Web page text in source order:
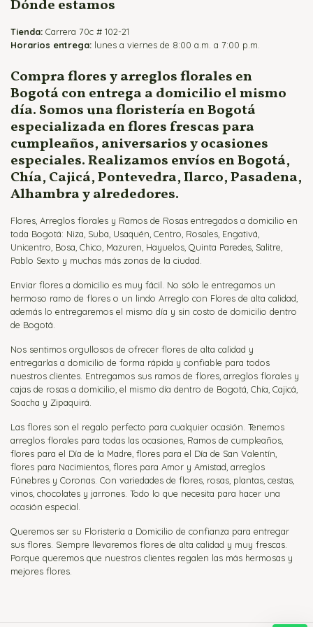
Dónde estamos
Tienda: Carrera 70c # 102-21
Horarios entrega: lunes a viernes de 8:00 a.m. a 7:00 p.m.
Compra flores y arreglos florales en
Bogotá con entrega a domicilio el mismo
día. Somos una floristería en Bogotá
especializada en flores frescas para
cumpleaños, aniversarios y ocasiones
especiales. Realizamos envíos en Bogotá,
Chía, Cajicá, Pontevedra, Ilarco, Pasadena,
Alhambra y alrededores.
Flores, Arreglos florales y Ramos de Rosas entregados a domicilio en
toda Bogotá: Niza, Suba, Usaquén, Centro, Rosales, Engativá,
Unicentro, Bosa, Chico, Mazuren, Hayuelos, Quinta Paredes, Salitre,
Pablo Sexto y muchas más zonas de la ciudad.
Enviar flores a domicilio es muy fácil. No sólo le entregamos un
hermoso ramo de flores o un lindo Arreglo con Flores de alta calidad,
además lo entregaremos el mismo día y sin costo de domicilio dentro
de Bogotá.
Nos sentimos orgullosos de ofrecer flores de alta calidad y
entregarlas a domicilio de forma rápida y confiable para todos
nuestros clientes. Entregamos sus ramos de flores, arreglos florales y
cajas de rosas a domicilio, el mismo día dentro de Bogotá, Chía, Cajicá,
Soacha y Zipaquirá.
Las flores son el regalo perfecto para cualquier ocasión. Tenemos
arreglos florales para todas las ocasiones, Ramos de cumpleaños,
flores para el Día de la Madre, flores para el Día de San Valentín,
flores para Nacimientos, flores para Amor y Amistad, arreglos
Fúnebres y Coronas. Con variedades de flores, rosas, plantas, cestas,
vinos, chocolates y jarrones. Todo lo que necesita para hacer una
ocasión especial.
Queremos ser su Floristería a Domicilio de confianza para entregar
sus flores. Siempre llevaremos flores de alta calidad y muy frescas.
Porque queremos que nuestros clientes regalen las más hermosas y
mejores flores.